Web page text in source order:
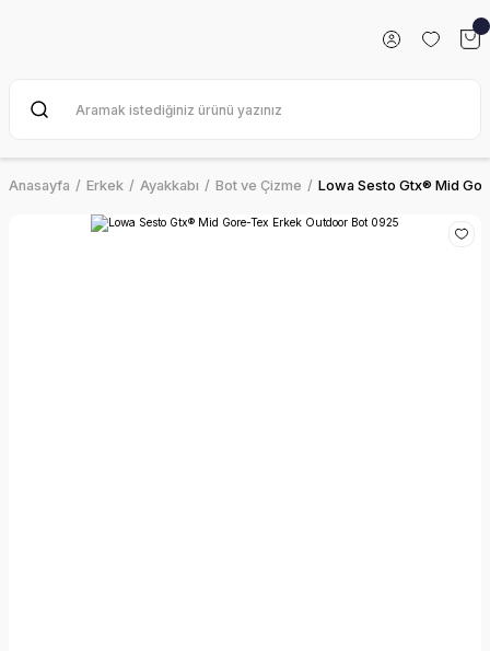
Anasayfa Erkek Ayakkabı Bot ve Çizme Lowa Sesto Gtx® Mid